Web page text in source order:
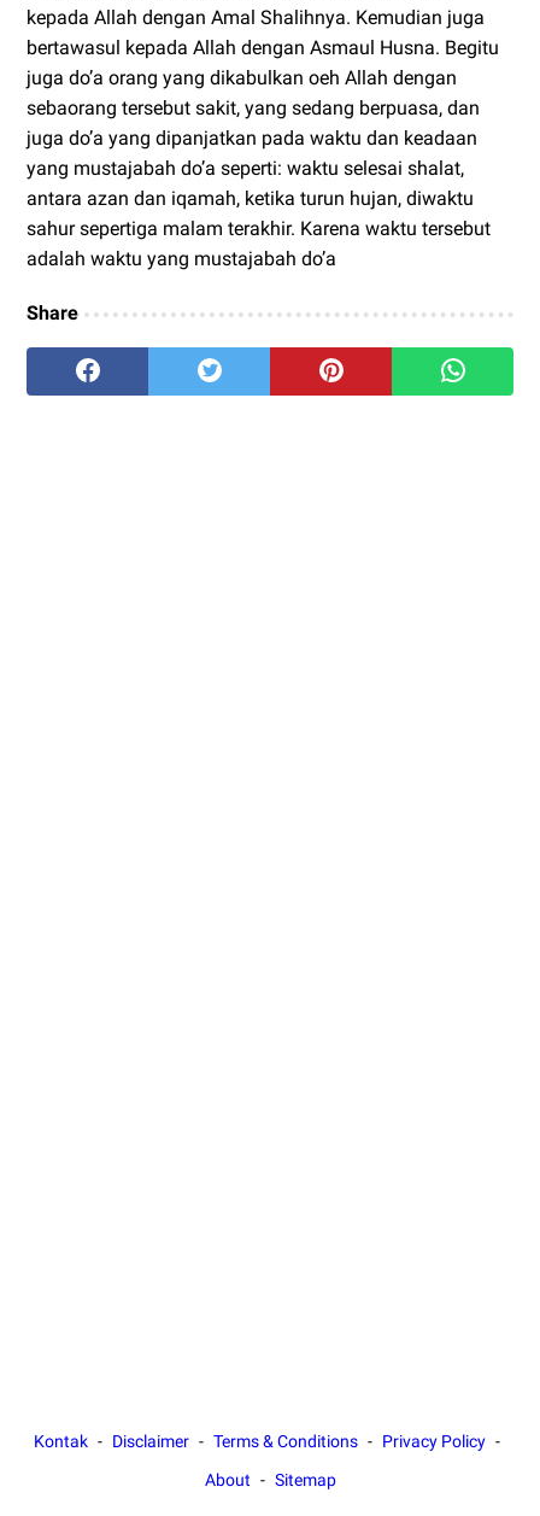
kepada Allah dengan Amal Shalihnya. Kemudian juga
bertawasul kepada Allah dengan Asmaul Husna. Begitu
juga do’a orang yang dikabulkan oeh Allah dengan
sebaorang tersebut sakit, yang sedang berpuasa, dan
juga do’a yang dipanjatkan pada waktu dan keadaan
yang mustajabah do’a seperti: waktu selesai shalat,
antara azan dan iqamah, ketika turun hujan, diwaktu
sahur sepertiga malam terakhir. Karena waktu tersebut
adalah waktu yang mustajabah do’a
Share
Kontak Disclaimer Terms & Conditions
Privacy Policy
About
Sitemap